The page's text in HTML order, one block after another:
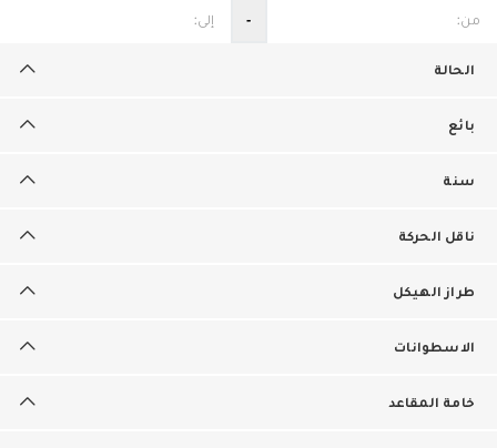
‐
الحالة
بائع
سنة
ناقل الحركة
طراز الهيكل
الاسطوانات
خامة المقاعد